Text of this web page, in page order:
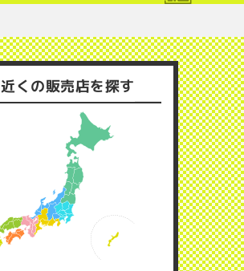
近くの販売店を探す